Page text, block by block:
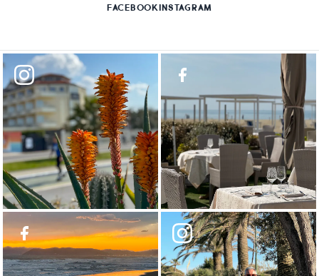
FACEBOOKINSTAGRAM